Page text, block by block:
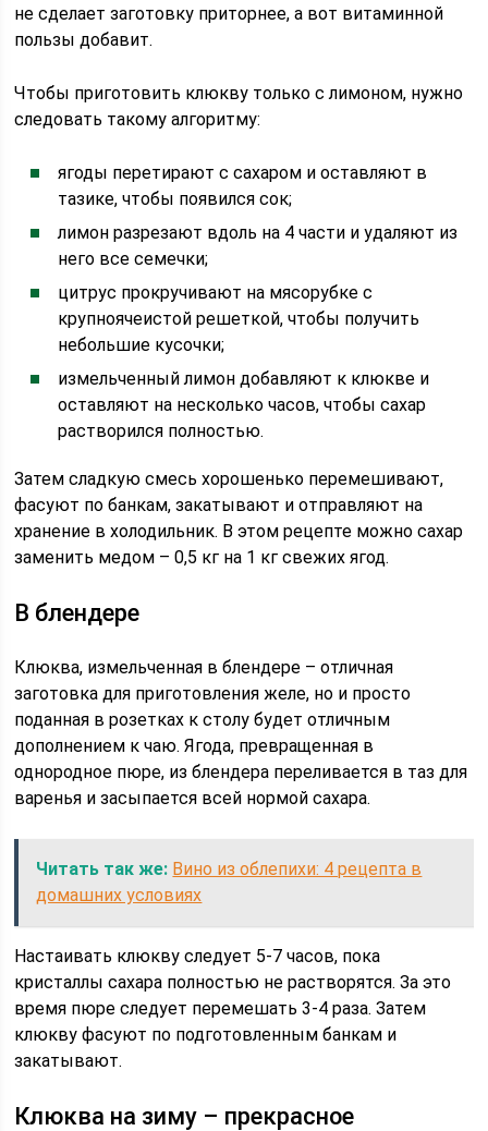
не сделает заготовку приторнее, а вот витаминной
пользы добавит.
Чтобы приготовить клюкву только с лимоном, нужно
следовать такому алгоритму:
ягоды перетирают с сахаром и оставляют в
тазике, чтобы появился сок;
лимон разрезают вдоль на 4 части и удаляют из
него все семечки;
цитрус прокручивают на мясорубке с
крупноячеистой решеткой, чтобы получить
небольшие кусочки;
измельченный лимон добавляют к клюкве и
оставляют на несколько часов, чтобы сахар
растворился полностью.
Затем сладкую смесь хорошенько перемешивают,
фасуют по банкам, закатывают и отправляют на
хранение в холодильник. В этом рецепте можно сахар
заменить медом – 0,5 кг на 1 кг свежих ягод.
В блендере
Клюква, измельченная в блендере – отличная
заготовка для приготовления желе, но и просто
поданная в розетках к столу будет отличным
дополнением к чаю. Ягода, превращенная в
однородное пюре, из блендера переливается в таз для
варенья и засыпается всей нормой сахара.
Читать так же: Вино из облепихи: 4 рецепта в
домашних условиях
Настаивать клюкву следует 5-7 часов, пока
кристаллы сахара полностью не растворятся. За это
время пюре следует перемешать 3-4 раза. Затем
клюкву фасуют по подготовленным банкам и
закатывают.
Клюква на зиму – прекрасное